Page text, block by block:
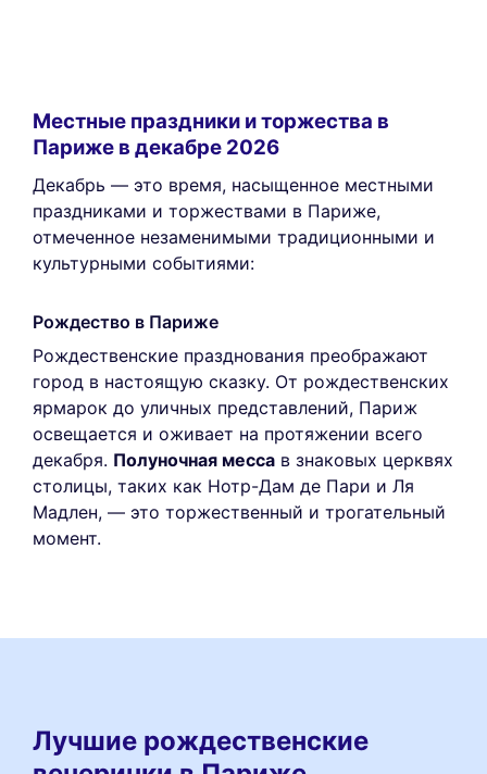
Местные праздники и торжества в
Париже в декабре 2026
Декабрь — это время, насыщенное местными
праздниками и торжествами в Париже,
отмеченное незаменимыми традиционными и
культурными событиями:
Рождество в Париже
Рождественские празднования преображают
город в настоящую сказку. От рождественских
ярмарок до уличных представлений, Париж
освещается и оживает на протяжении всего
декабря. Полуночная мессa в знаковых церквях
столицы, таких как Нотр-Дам де Пари и Ля
Мадлен, — это торжественный и трогательный
момент.
Лучшие рождественские